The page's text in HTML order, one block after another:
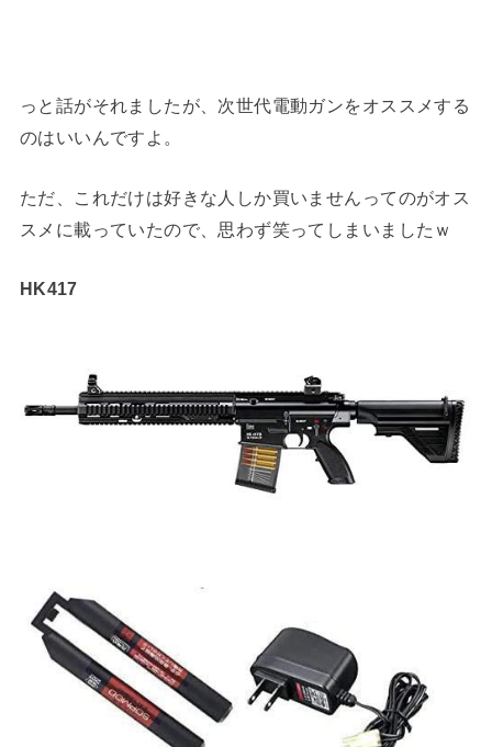
っと話がそれましたが、次世代電動ガンをオススメする
のはいいんですよ。
ただ、これだけは好きな人しか買いませんってのがオス
スメに載っていたので、思わず笑ってしまいましたｗ
HK417